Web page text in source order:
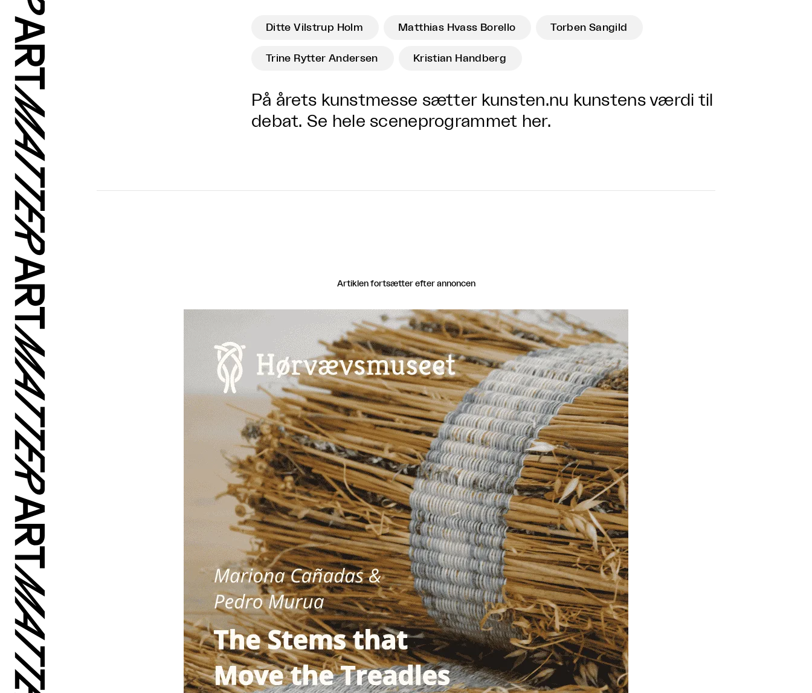
Ditte Vilstrup Holm Matthias Hvass Borello Torben Sangild
Trine Rytter Andersen Kristian Handberg
På årets kunstmesse sætter kunsten.nu kunstens værdi til
debat. Se hele sceneprogrammet her.
Artiklen fortsætter efter annoncen